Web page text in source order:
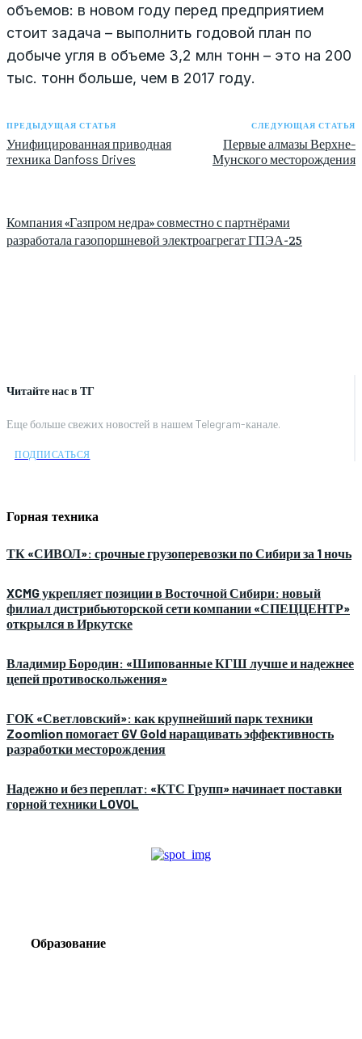
Читайте нас в ТГ
Еще больше свежих новостей в нашем Telegram-канале.
ПОДПИСАТЬСЯ
Горная техника
ТК «СИВОЛ»: срочные грузоперевозки по Сибири за 1 ночь
XCMG укрепляет позиции в Восточной Сибири: новый
филиал дистрибьюторской сети компании «СПЕЦЦЕНТР»
открылся в Иркутске
Владимир Бородин: «Шипованные КГШ лучше и надежнее
цепей противоскольжения»
ГОК «Светловский»: как крупнейший парк техники
Zoomlion помогает GV Gold наращивать эффективность
разработки месторождения
Надежно и без переплат: «КТС Групп» начинает поставки
горной техники LOVOL
Образование
объемов: в новом году перед предприятием
стоит задача – выполнить годовой план по
добыче угля в объеме 3,2 млн тонн – это на 200
тыс. тонн больше, чем в 2017 году.
ПРЕДЫДУЩАЯ СТАТЬЯ
Унифицированная приводная
техника Danfoss Drives
СЛЕДУЮЩАЯ СТАТЬЯ
Первые алмазы Верхне-
Мунского месторождения
Компания «Газпром недра» совместно с партнёрами
разработала газопоршневой электроагрегат ГПЭА-25